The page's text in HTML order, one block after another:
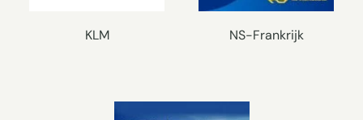
KLM NS-Frankrijk